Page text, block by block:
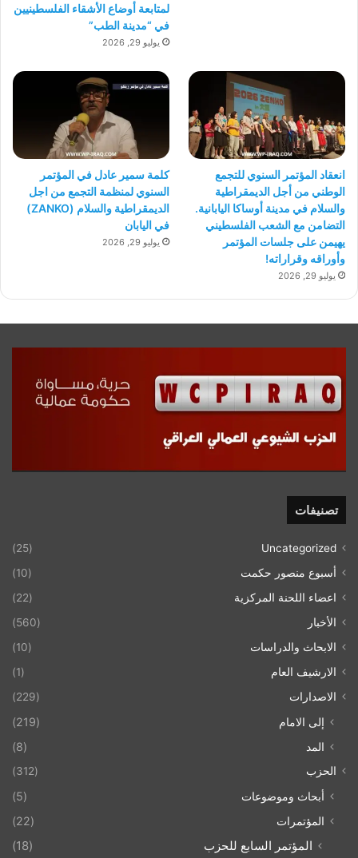
لمتابعة أوضاع الأشقاء الفلسطينيين
في “مدينة الطب”
يوليو 29, 2026
انعقاد المؤتمر السنوي للتجمع
الوطني من أجل الديمقراطية
والسلام في مدينة أوساكا اليابانية.
التضامن مع الشعب الفلسطيني
يهيمن على جلسات المؤتمر
وأوراقه وقراراته!
يوليو 29, 2026
كلمة سمير عادل في المؤتمر
السنوي لمنظمة التجمع من اجل
الديمقراطية والسلام (ZANKO)
في اليابان
يوليو 29, 2026
تصنيفات
Uncategorized
(25)
أسبوع منصور حكمت
(10)
اعضاء اللحنة المركزية
(22)
الأخبار
(560)
الابحاث والدراسات
(10)
الارشيف العام
(1)
الاصدارات
(229)
إلى الامام
(219)
المد
(8)
الحزب (312)
أبحاث وموضوعات
(5)
المؤتمرات
(22)
المؤتمر السابع للحزب (18)